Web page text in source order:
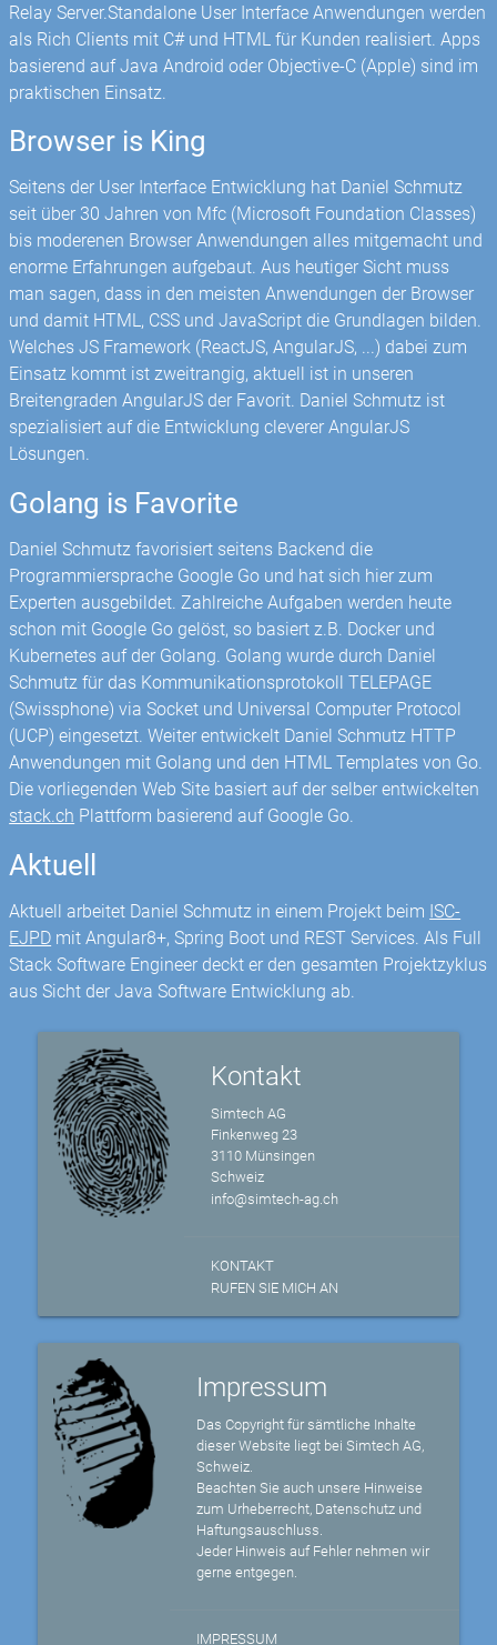
Relay Server.Standalone User Interface Anwendungen werden
als Rich Clients mit C# und HTML für Kunden realisiert. Apps
basierend auf Java Android oder Objective-C (Apple) sind im
praktischen Einsatz.
Browser is King
Seitens der User Interface Entwicklung hat Daniel Schmutz
seit über 30 Jahren von Mfc (Microsoft Foundation Classes)
bis moderenen Browser Anwendungen alles mitgemacht und
enorme Erfahrungen aufgebaut. Aus heutiger Sicht muss
man sagen, dass in den meisten Anwendungen der Browser
und damit HTML, CSS und JavaScript die Grundlagen bilden.
Welches JS Framework (ReactJS, AngularJS, ...) dabei zum
Einsatz kommt ist zweitrangig, aktuell ist in unseren
Breitengraden AngularJS der Favorit. Daniel Schmutz ist
spezialisiert auf die Entwicklung cleverer AngularJS
Lösungen.
Golang is Favorite
Daniel Schmutz favorisiert seitens Backend die
Programmiersprache Google Go und hat sich hier zum
Experten ausgebildet. Zahlreiche Aufgaben werden heute
schon mit Google Go gelöst, so basiert z.B. Docker und
Kubernetes auf der Golang. Golang wurde durch Daniel
Schmutz für das Kommunikationsprotokoll TELEPAGE
(Swissphone) via Socket und Universal Computer Protocol
(UCP) eingesetzt. Weiter entwickelt Daniel Schmutz HTTP
Anwendungen mit Golang und den HTML Templates von Go.
Die vorliegenden Web Site basiert auf der selber entwickelten
stack.ch Plattform basierend auf Google Go.
Aktuell
Aktuell arbeitet Daniel Schmutz in einem Projekt beim ISC-
EJPD mit Angular8+, Spring Boot und REST Services. Als Full
Stack Software Engineer deckt er den gesamten Projektzyklus
aus Sicht der Java Software Entwicklung ab.
Kontakt
Simtech AG
Finkenweg 23
3110 Münsingen
Schweiz
info@simtech-ag.ch
KONTAKT
RUFEN SIE MICH AN
Impressum
Das Copyright für sämtliche Inhalte
dieser Website liegt bei Simtech AG,
Schweiz.
Beachten Sie auch unsere Hinweise
zum Urheberrecht, Datenschutz und
Haftungsauschluss.
Jeder Hinweis auf Fehler nehmen wir
gerne entgegen.
IMPRESSUM